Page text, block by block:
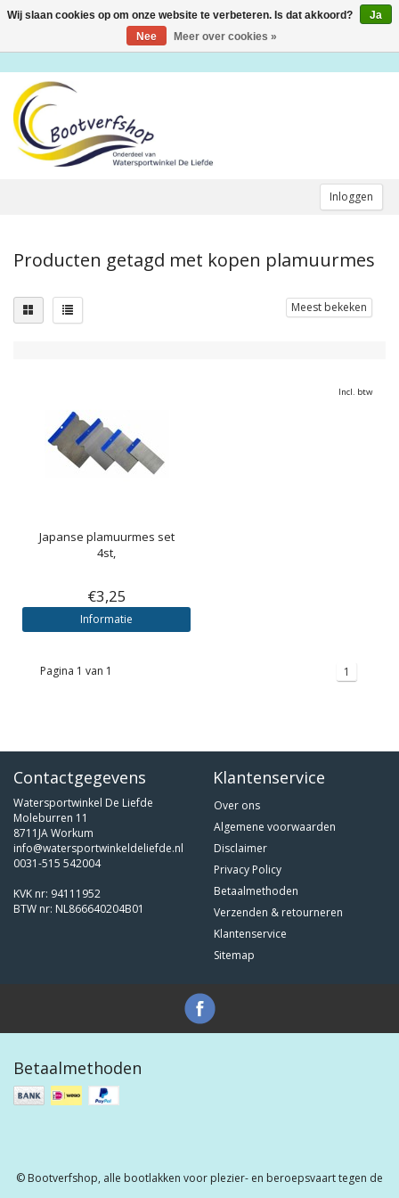
Inloggen
Toggle
Producten getagd met kopen plamuurmes
Meest bekeken
Japanse plamuurmes set
4st,
€3,25
Informatie
Incl. btw
Pagina 1 van 1 1
Contactgegevens
Watersportwinkel De Liefde
Moleburren 11
8711JA Workum
info@watersportwinkeldeliefde.nl
0031-515 542004
KVK nr: 94111952
BTW nr: NL866640204B01
Klantenservice
Over ons
Algemene voorwaarden
Disclaimer
Privacy Policy
Betaalmethoden
Verzenden & retourneren
Klantenservice
Sitemap
Betaalmethoden
© Bootverfshop, alle bootlakken voor plezier- en beroepsvaart tegen de
Wij slaan cookies op om onze website te verbeteren. Is dat akkoord?
Ja
Nee
Meer over cookies »